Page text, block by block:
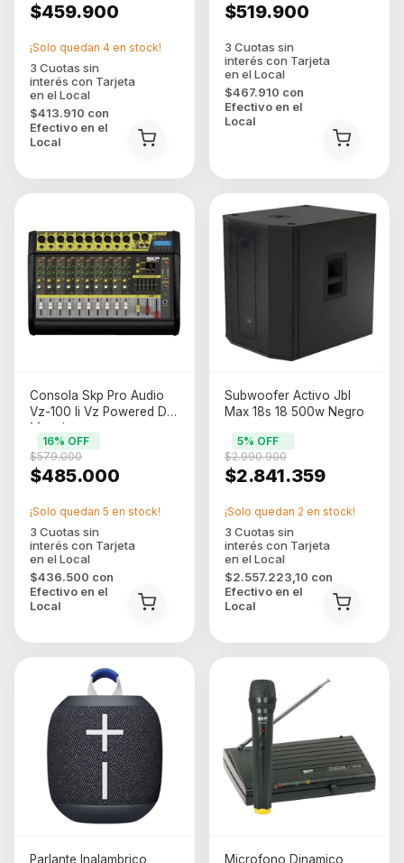
$459.900
$413.910 con
Efectivo en el
Local
¡Solo quedan 4 en stock!
$519.900
$467.910 con
Efectivo en el
Local
Consola Skp Pro Audio
Vz-100 Ii Vz Powered De
Mezcla
$485.000
$579.000
16% OFF
$436.500 con
Efectivo en el
Local
¡Solo quedan 5 en stock!
Subwoofer Activo Jbl
Max 18s 18 500w Negro
$2.841.359
$2.990.900
5% OFF
$2.557.223,10 con
Efectivo en el
Local
¡Solo quedan 2 en stock!
Parlante Inalambrico Microfono Dinamico